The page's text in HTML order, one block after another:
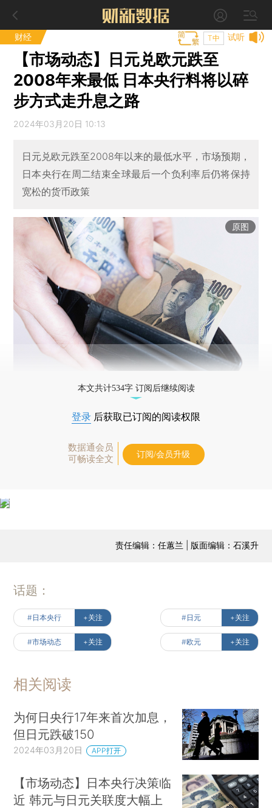
财经 试听
T中
【市场动态】日元兑欧元跌至
2008年来最低 日本央行料将以碎
步方式走升息之路
2024年03月20日 10:13
日元兑欧元跌至2008年以来的最低水平，市场预期，
日本央行在周二结束全球最后一个负利率后仍将保持
宽松的货币政策
原图
本文共计534字 订阅后继续阅读
登录 后获取已订阅的阅读权限
数据通会员
可畅读全文
订阅/会员升级
责任编辑：任蕙兰 | 版面编辑：石溪升
话题：
#日本央行 +关注 #日元 +关注
#市场动态 +关注 #欧元 +关注
相关阅读
为何日央行17年来首次加息，
但日元跌破150
2024年03月20日 APP打开
【市场动态】日本央行决策临
近 韩元与日元关联度大幅上